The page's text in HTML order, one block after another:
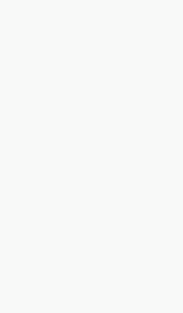
Problemlöser,
bieten unseren
an. Wir
und